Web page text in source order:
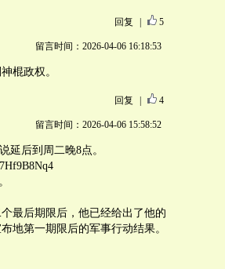
回复 5
留言时间：2026-04-06 16:18:53
棍政权。
回复 4
留言时间：2026-04-06 15:58:52
延后到周二晚8点。
最后期限后，他已经给出了他的
地第一期限后的军事行动结果。